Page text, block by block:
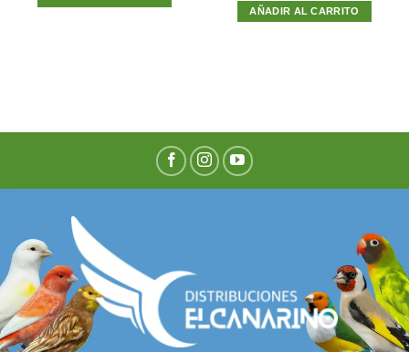
AÑADIR AL CARRITO